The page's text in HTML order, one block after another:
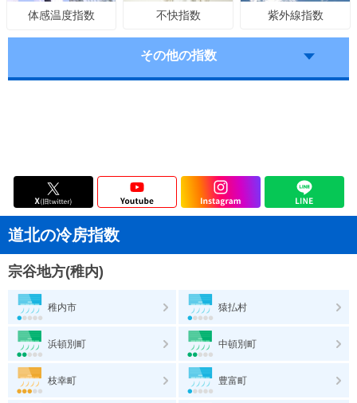
体感温度指数 不快指数 紫外線指数
その他の指数
道北の冷房指数
宗谷地方(稚内)
稚内市 猿払村
浜頓別町 中頓別町
枝幸町 豊富町